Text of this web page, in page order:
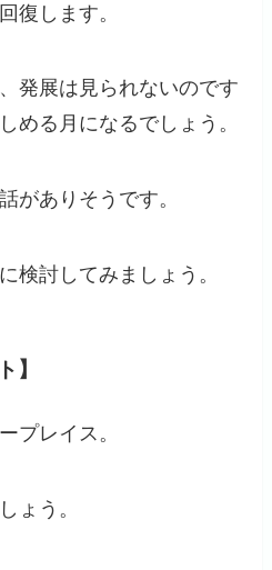
復します。
発展は見られないのです
める月になるでしょう。
がありそうです。
検討してみましょう。
】
プレイス。
ょう。